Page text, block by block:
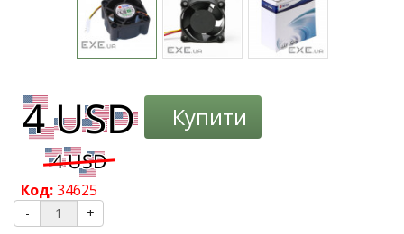
Купити
Код:34625
- +